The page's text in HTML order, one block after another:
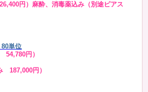
円）麻酔、消毒薬込み（別途ピアス
単位
54,780円）
187,000円）